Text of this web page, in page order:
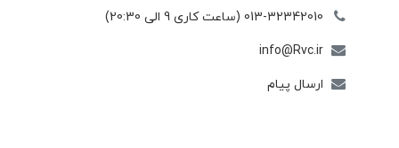
013-32342010 (ساعت کاری 9 الی 20:30)
info@Rvc.ir
ارسال پیام